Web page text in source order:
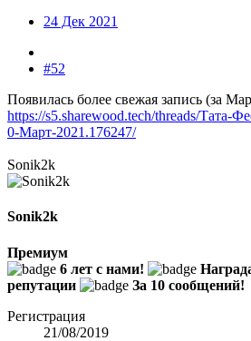
24 Дек 2021
#52
Появилась более свежая запись (за
https://s5.sharewood.tech/threads/Тата-
0-Март-2021.176247/
Sonik2k
Sonik2k
Премиум
6 лет с нами!
репутации
За 10 сообщений!
Регистрация
21/08/2019